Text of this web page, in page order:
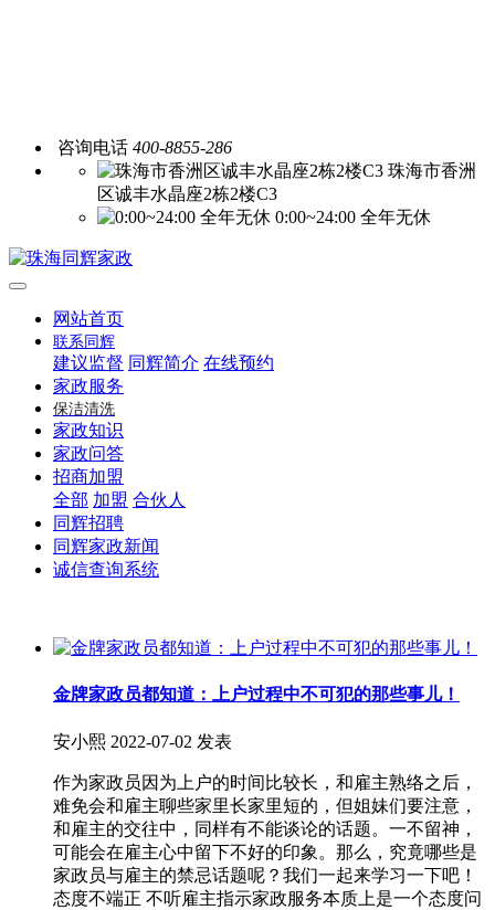
咨询电话 400-8855-286
珠海市香洲
区诚丰水晶座2栋2楼C3
0:00~24:00 全年无休
网站首页
联系同辉
建议监督 同辉简介 在线预约
家政服务
保洁清洗
家政知识
家政问答
招商加盟
全部 加盟 合伙人
同辉招聘
同辉家政新闻
诚信查询系统
金牌家政员都知道：上户过程中不可犯的那些事儿！
安小熙 2022-07-02 发表
作为家政员因为上户的时间比较长，和雇主熟络之后，
难免会和雇主聊些家里长家里短的，但姐妹们要注意，
和雇主的交往中，同样有不能谈论的话题。一不留神，
可能会在雇主心中留下不好的印象。那么，究竟哪些是
家政员与雇主的禁忌话题呢？我们一起来学习一下吧！
态度不端正 不听雇主指示家政服务本质上是一个态度问